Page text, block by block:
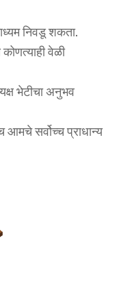
निवडू शकता.
वेळी
भेटीचा अनुभव
सर्वोच्च प्राधान्य